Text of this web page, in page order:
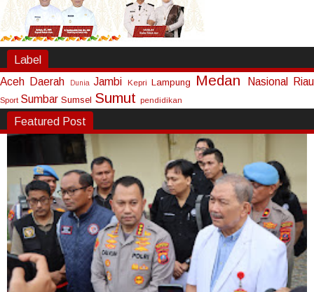
Label
Aceh Daerah Dunia Jambi Kepri Lampung Medan Nasional Riau
Sport Sumbar Sumsel Sumut pendidikan
Featured Post